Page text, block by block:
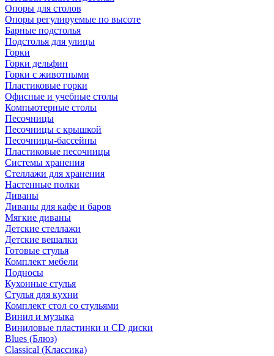
Опоры для столов
Опоры регулируемые по высоте
Барные подстолья
Подстолья для улицы
Горки
Горки дельфин
Горки с животными
Пластиковые горки
Офисные и учебные столы
Компьютерные столы
Песочницы
Песочницы с крышкой
Песочницы-бассейны
Пластиковые песочницы
Системы хранения
Стеллажи для хранения
Настенные полки
Диваны
Диваны для кафе и баров
Мягкие диваны
Детские стеллажи
Детские вешалки
Готовые стулья
Комплект мебели
Подносы
Кухонные стулья
Стулья для кухни
Комплект стол со стульями
Винил и музыка
Виниловые пластинки и CD диски
Blues (Блюз)
Classical (Классика)